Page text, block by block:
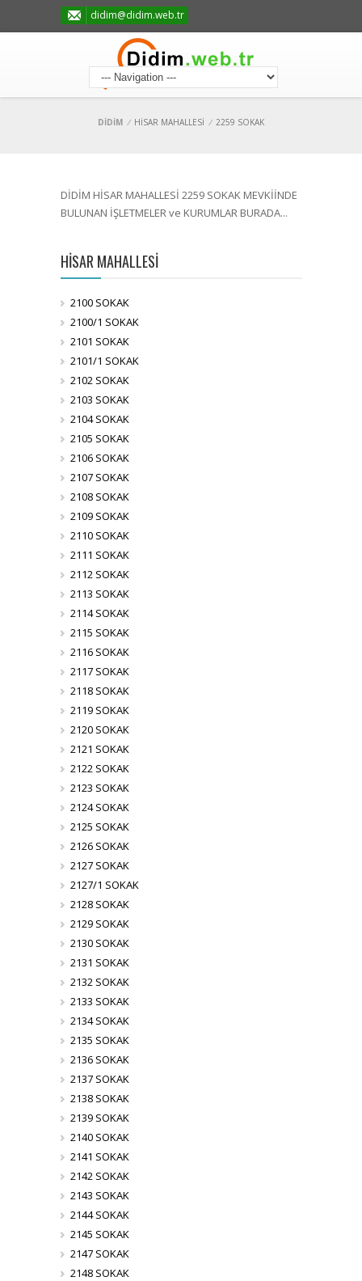
didim@didim.web.tr
DİDİM / HİSAR MAHALLESİ / 2259 SOKAK
DİDİM HİSAR MAHALLESİ 2259 SOKAK MEVKİİNDE
BULUNAN İŞLETMELER ve KURUMLAR BURADA...
HİSAR MAHALLESİ
2100 SOKAK
2100/1 SOKAK
2101 SOKAK
2101/1 SOKAK
2102 SOKAK
2103 SOKAK
2104 SOKAK
2105 SOKAK
2106 SOKAK
2107 SOKAK
2108 SOKAK
2109 SOKAK
2110 SOKAK
2111 SOKAK
2112 SOKAK
2113 SOKAK
2114 SOKAK
2115 SOKAK
2116 SOKAK
2117 SOKAK
2118 SOKAK
2119 SOKAK
2120 SOKAK
2121 SOKAK
2122 SOKAK
2123 SOKAK
2124 SOKAK
2125 SOKAK
2126 SOKAK
2127 SOKAK
2127/1 SOKAK
2128 SOKAK
2129 SOKAK
2130 SOKAK
2131 SOKAK
2132 SOKAK
2133 SOKAK
2134 SOKAK
2135 SOKAK
2136 SOKAK
2137 SOKAK
2138 SOKAK
2139 SOKAK
2140 SOKAK
2141 SOKAK
2142 SOKAK
2143 SOKAK
2144 SOKAK
2145 SOKAK
2147 SOKAK
2148 SOKAK